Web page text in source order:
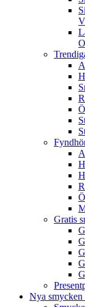
Gratis
Nya smycken